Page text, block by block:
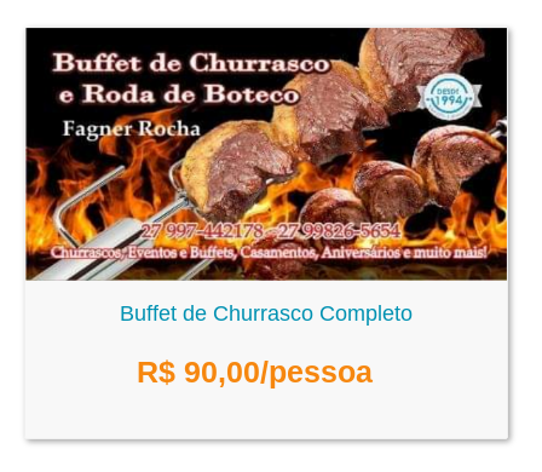
Buffet de Churrasco Completo
R$ 90,00/pessoa